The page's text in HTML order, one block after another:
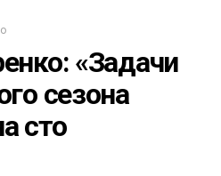
«Задачи
сезона
сто